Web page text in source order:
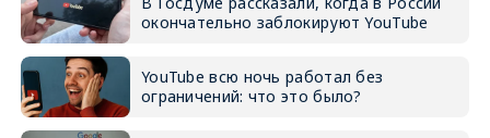
окончательно заблокируют YouTube
YouTube всю ночь работал без
ограничений: что это было?